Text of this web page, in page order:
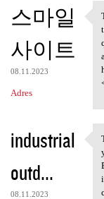
스마일
사이트
08.11.2023
Adres
industrial
outd...
08.11.2023